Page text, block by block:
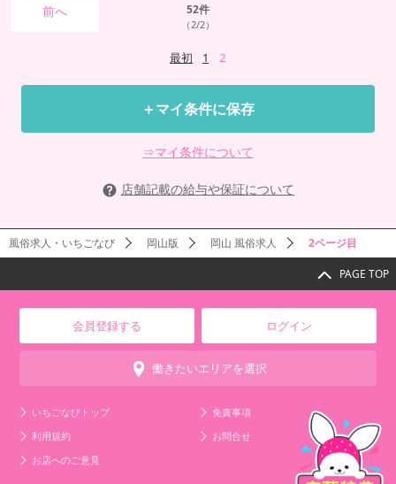
前へ 52件
（2/2）
最初 1 2
＋マイ条件に保存
⇒マイ条件について
店舗記載の給与や保証について
風俗求人・いちごなび 岡山版 岡山 風俗求人 2ページ目
PAGE TOP
会員登録する ログイン
働きたいエリアを選択
いちごなびトップ
免責事項
利用規約
お問合せ
お店へのご意見